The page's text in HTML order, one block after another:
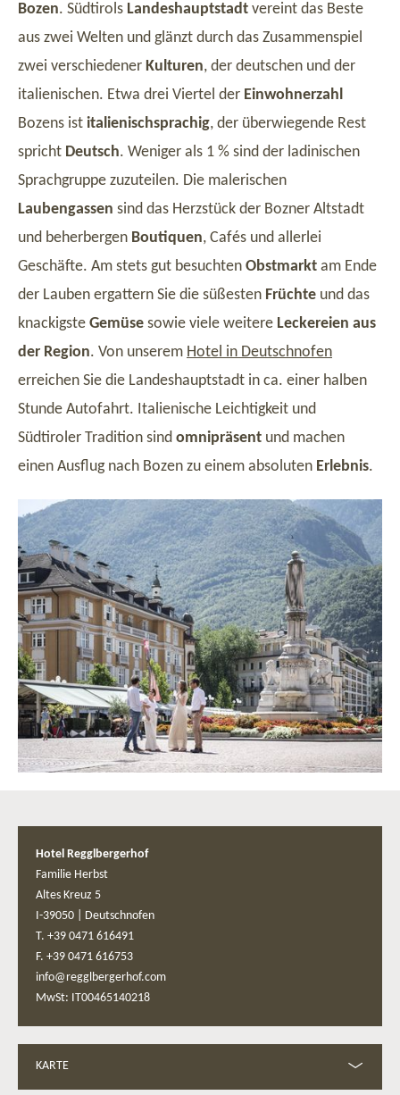
Bozen. Südtirols Landeshauptstadt vereint das Beste
aus zwei Welten und glänzt durch das Zusammenspiel
zwei verschiedener Kulturen, der deutschen und der
italienischen. Etwa drei Viertel der Einwohnerzahl
Bozens ist italienischsprachig, der überwiegende Rest
spricht Deutsch. Weniger als 1 % sind der ladinischen
Sprachgruppe zuzuteilen. Die malerischen
Laubengassen sind das Herzstück der Bozner Altstadt
und beherbergen Boutiquen, Cafés und allerlei
Geschäfte. Am stets gut besuchten Obstmarkt am Ende
der Lauben ergattern Sie die süßesten Früchte und das
knackigste Gemüse sowie viele weitere Leckereien aus
der Region. Von unserem Hotel in Deutschnofen
erreichen Sie die Landeshauptstadt in ca. einer halben
Stunde Autofahrt. Italienische Leichtigkeit und
Südtiroler Tradition sind omnipräsent und machen
einen Ausflug nach Bozen zu einem absoluten Erlebnis.
Hotel Regglbergerhof
Familie Herbst
Altes Kreuz 5
I-39050
Deutschnofen
T. +39 0471 616491
F. +39 0471 616753
info@regglbergerhof.com
MwSt: IT00465140218
KARTE